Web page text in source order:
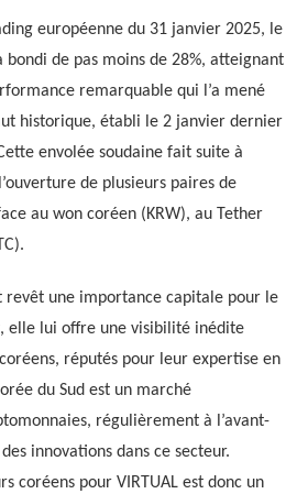
européenne du 31 janvier 2025, le
bondi de pas moins de 28%, atteignant
remarquable qui l’a mené
historique, établi le 2 janvier dernier
envolée soudaine fait suite à
de plusieurs paires de
au won coréen (KRW), au Tether
revêt une importance capitale pour le
elle lui offre une visibilité inédite
réputés pour leur expertise en
du Sud est un marché
régulièrement à l’avant-
innovations dans ce secteur.
coréens pour VIRTUAL est donc un